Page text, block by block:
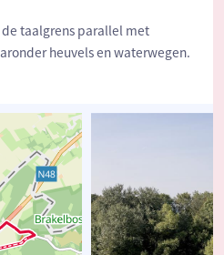
taalgrens parallel met
heuvels en waterwegen.